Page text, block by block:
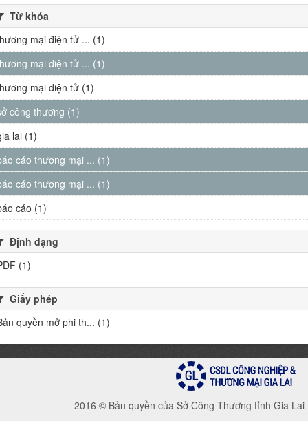
Từ khóa
mại điện tử ... (1)
mại điện tử ... (1)
mại điện tử (1)
công thương (1)
lai (1)
cáo thương mại ... (1)
cáo thương mại ... (1)
cáo (1)
Định dạng
(1)
Giấy phép
quyền mở phi th... (1)
2016 © Bản quyền của Sở Công Thương tỉnh Gia Lai